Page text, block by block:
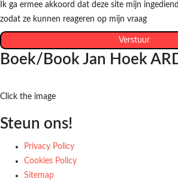
Ik ga ermee akkoord dat deze site mijn
zodat ze kunnen reageren op mijn vraag
Verstuur
Boek/Book Jan Hoek
Click the image
Steun ons!
Privacy Policy
Cookies Policy
Sitemap